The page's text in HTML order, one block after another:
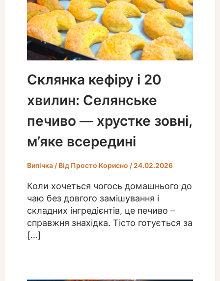
Склянка кефіру і 20
хвилин: Селянське
печиво — хрустке зовні,
м’яке всередині
Випічка/ Від Просто Корисно / 24.02.2026
Коли хочеться чогось домашнього до
чаю без довгого замішування і
складних інгредієнтів, це печиво –
справжня знахідка. Тісто готується за
[…]